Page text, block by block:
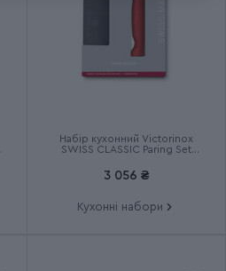
Набір кухонний Victorinox
SWISS CLASSIC Paring Set
3 056 ₴
Кухонні набори